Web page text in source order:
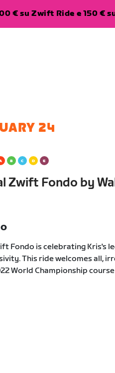
€ su Zwift Ride e 150 €
24
Zwift Fondo by
Fondo is celebrating Kris's
This ride welcomes all,
World Championship